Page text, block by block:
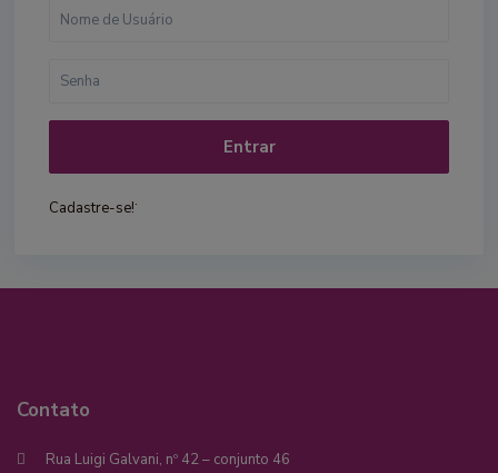
Entrar
Cadastre-se!.
Contato
Rua Luigi Galvani, nº 42 – conjunto 46